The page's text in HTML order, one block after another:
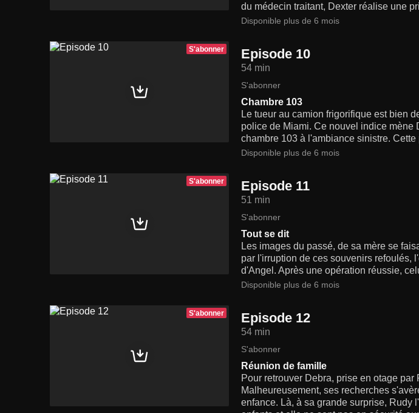
du médecin traitant, Dexter réalise une
Disponible plus de 6 mois
S'abonner Episode 10
54 min
S'abonner
Chambre 103
Le tueur au camion frigorifique est bien
police de Miami. Ce nouvel indice mène
chambre 103 à l'ambiance sinistre.
Disponible plus de 6 mois
S'abonner Episode 11
51 min
S'abonner
Tout se dit
Les images du passé, de sa mère se
par l'irruption de ces souvenirs refoulés,
d'Angel. Après une opération réussie,
Disponible plus de 6 mois
S'abonner Episode 12
54 min
S'abonner
Réunion de famille
Pour retrouver Debra, prise en otage
Malheureusement, ses recherches
enfance. Là, à sa grande surprise,